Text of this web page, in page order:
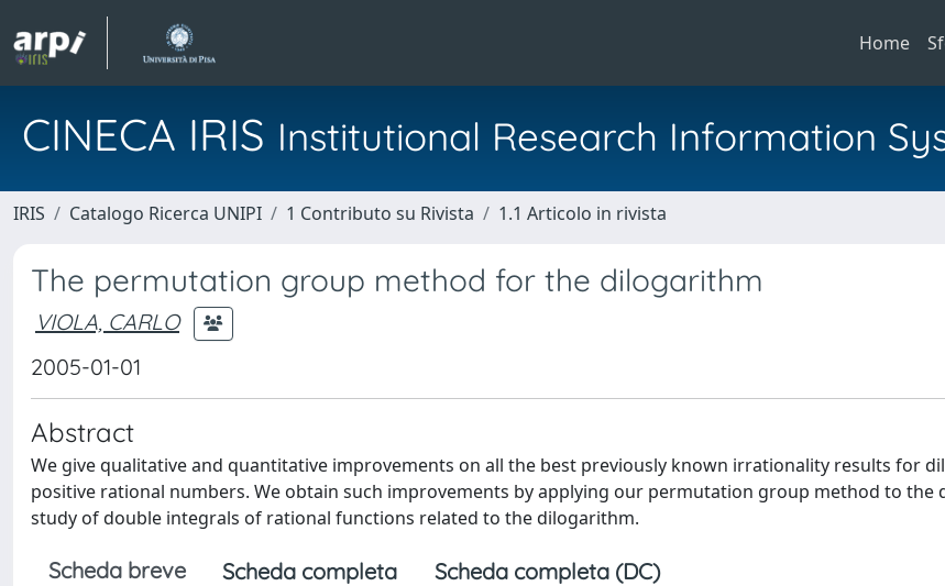
Home
CINECA IRIS Institutional Research Information
IRIS Catalogo Ricerca UNIPI 1 Contributo su Rivista 1.1 Articolo in rivista
The permutation group method for the dilogarithm
VIOLA, CARLO
2005-01-01
Abstract
We give qualitative and quantitative improvements on all the best previously known irrationality results for
positive rational numbers. We obtain such improvements by applying our permutation group method to the
study of double integrals of rational functions related to the dilogarithm.
Scheda breve Scheda completa Scheda completa (DC)